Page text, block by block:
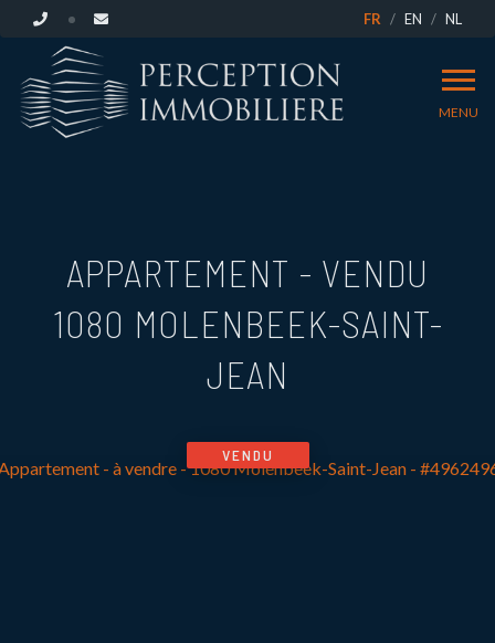
FR EN NL
MENU
APPARTEMENT - VENDU
1080 MOLENBEEK-SAINT-
JEAN
VENDU